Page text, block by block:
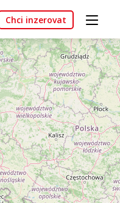
Chci inzerovat